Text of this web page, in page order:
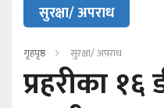
सुरक्षा/ अपराध
गृहपृष्ठ सुरक्षा/ अपराध
प्रहरीका १६